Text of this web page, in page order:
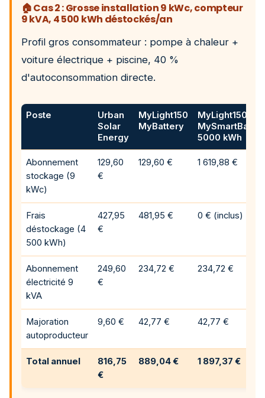
🏠 Cas 2 : Grosse installation 9 kWc, compteur
9 kVA, 4 500 kWh déstockés/an
Profil gros consommateur : pompe à chaleur +
voiture électrique + piscine, 40 %
d'autoconsommation directe.
Poste
Urban
Solar
Energy
MyLight150
MyBattery
MyLight150
5000 kWh
Abonnement
stockage (9
kWc)
129,60
€
129,60 € 1 619,88 €
Frais
déstockage (4
500 kWh)
427,95
€
481,95 € 0 € (inclus)
Abonnement
électricité 9
kVA
249,60
€
234,72 € 234,72 €
Majoration
autoproducteur
9,60 € 42,77 € 42,77 €
Total annuel
816,75
€
889,04 € 1 897,37 €